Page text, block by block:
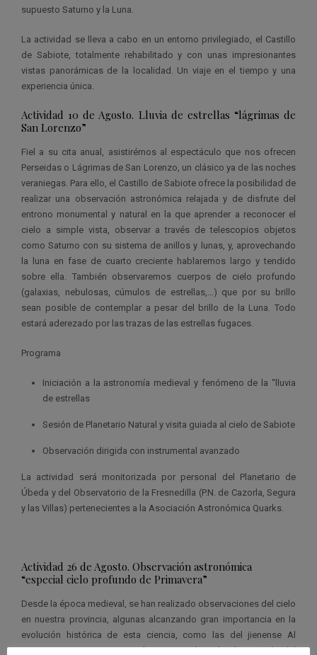
supuesto Saturno y la Luna.
La actividad se lleva a cabo en un entorno privilegiado, el Castillo
de Sabiote, totalmente rehabilitado y con unas impresionantes
vistas panorámicas de la localidad. Un viaje en el tiempo y una
experiencia única.
Actividad 10 de Agosto. Lluvia de estrellas “lágrimas de
San Lorenzo”
Fiel a su cita anual, asistirémos al espectáculo que nos ofrecen
Perseidas o Lágrimas de San Lorenzo, un clásico ya de las noches
veraniegas. Para ello, el Castillo de Sabiote ofrece la posibilidad de
realizar una observación astronómica relajada y de disfrute del
entrono monumental y natural en la que aprender a reconocer el
cielo a simple vista, observar a través de telescopios objetos
como Saturno con su sistema de anillos y lunas, y, aprovechando
la luna en fase de cuarto creciente hablaremos largo y tendido
sobre ella. También observaremos cuerpos de cielo profundo
(galaxias, nebulosas, cúmulos de estrellas,…) que por su brillo
sean posible de contemplar a pesar del brillo de la Luna. Todo
estará aderezado por las trazas de las estrellas fugaces.
Programa
Iniciación a la astronomía medieval y fenómeno de la “lluvia
de estrellas
Sesión de Planetario Natural y visita guiada al cielo de Sabiote
Observación dirigida con instrumental avanzado
La actividad será monitorizada por personal del Planetario de
Úbeda y del Observatorio de la Fresnedilla (P.N. de Cazorla, Segura
y las Villas) pertenecientes a la Asociación Astronómica Quarks.
Actividad 26 de Agosto. Observación astronómica
“especial cielo profundo de Primavera”
Desde la época medieval, se han realizado observaciones del cielo
en nuestra provincia, algunas alcanzando gran importancia en la
evolución histórica de esta ciencia, como las del jienense Al
Jayyani. Rescataremos una de estas noches de observación del